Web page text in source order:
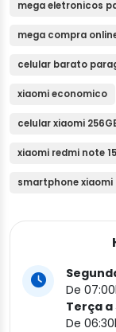
mega eletronicos
mega compra
celular barato
xiaomi economico
celular xiaomi
xiaomi redmi note
smartphone xiaomi
De
Terça
De